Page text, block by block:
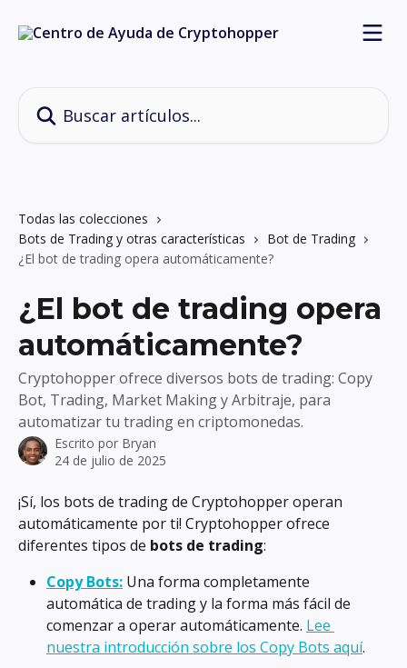
Todas las colecciones
Bots de Trading y otras características
Bot de Trading
¿El bot de trading opera automáticamente?
¿El bot de trading opera
automáticamente?
Cryptohopper ofrece diversos bots de trading: Copy
Bot, Trading, Market Making y Arbitraje, para
automatizar tu trading en criptomonedas.
Escrito por Bryan
24 de julio de 2025
¡Sí, los bots de trading de Cryptohopper operan
automáticamente por ti! Cryptohopper ofrece
diferentes tipos de bots de trading:
Copy Bots: Una forma completamente
automática de trading y la forma más fácil de
comenzar a operar automáticamente. Lee
nuestra introducción sobre los Copy Bots aquí.